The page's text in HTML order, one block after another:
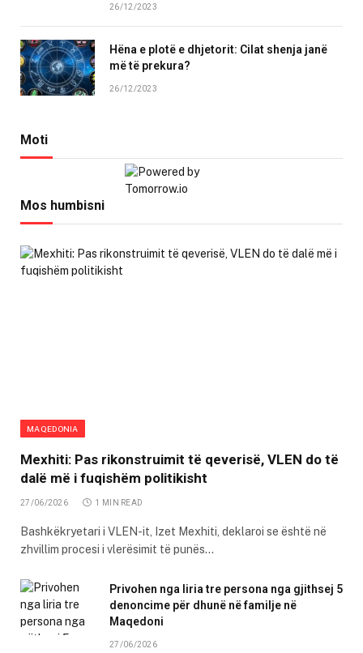
26/12/2023
Hëna e plotë e dhjetorit: Cilat shenja janë
më të prekura?
26/12/2023
Moti
Mos humbisni
MAQEDONIA
Mexhiti: Pas rikonstruimit të qeverisë, VLEN do të
dalë më i fuqishëm politikisht
27/06/2026 1 MIN READ
Bashkëkryetari i VLEN-it, Izet Mexhiti, deklaroi se është në
zhvillim procesi i vlerësimit të punës…
Privohen nga liria tre persona nga gjithsej 5
denoncime për dhunë në familje në
Maqedoni
27/06/2026